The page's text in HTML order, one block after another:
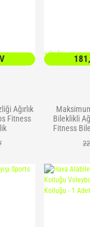
Ağırlık
Fitness
</> />
Bileklikli
Fitness